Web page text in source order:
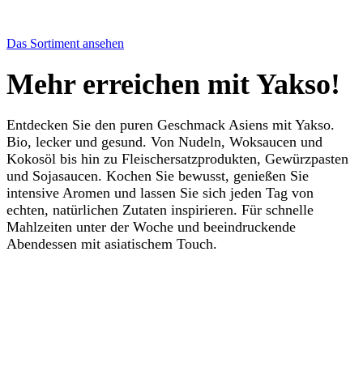
Das Sortiment ansehen
Mehr erreichen mit Yakso!
Entdecken Sie den puren Geschmack Asiens mit Yakso.
Bio, lecker und gesund. Von Nudeln, Woksaucen und
Kokosöl bis hin zu Fleischersatzprodukten, Gewürzpasten
und Sojasaucen. Kochen Sie bewusst, genießen Sie
intensive Aromen und lassen Sie sich jeden Tag von
echten, natürlichen Zutaten inspirieren. Für schnelle
Mahlzeiten unter der Woche und beeindruckende
Abendessen mit asiatischem Touch.